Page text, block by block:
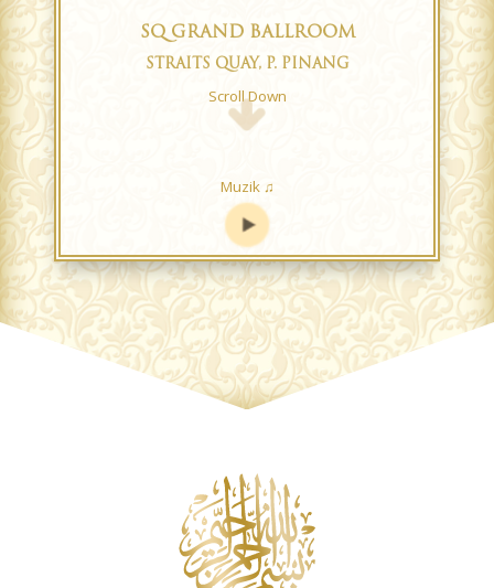
SQ GRAND BALLROOM
STRAITS QUAY, P. PINANG
Scroll Down
Muzik ♫